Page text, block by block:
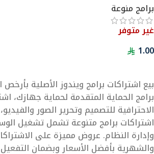
برامج منوعة
غير متوفر
1.00
بيع اشتراكات برامج ويندوز الأصلية بأرخص
الاحترافية للتصميم وتحرير الصور
اشتراكات برامج متنوعة تشمل تشغيل
وإدارة النظام. عروض مميزة على
والشهرية بأفضل الأسعار وبضمان